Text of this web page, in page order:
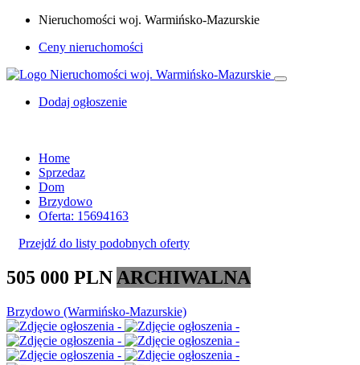
Nieruchomości woj. Warmińsko-Mazurskie
Ceny nieruchomości
Dodaj ogłoszenie
Home
Sprzedaz
Dom
Brzydowo
Oferta: 15694163
Przejdź do listy podobnych oferty
505 000 PLN ARCHIWALNA
Brzydowo (Warmińsko-Mazurskie)